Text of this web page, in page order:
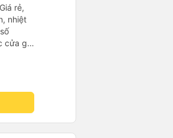
rẻ,
nhiệt
cửa gió
dài